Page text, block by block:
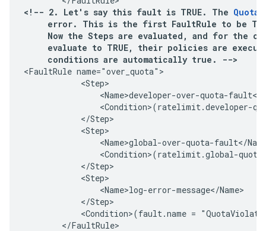
<!-- 2. Let's say this fault is TRUE. The Quota
error. This is the first FaultRule to be
Now the Steps are evaluated, and for the
evaluate to TRUE, their policies are
     conditions are automatically true. -->
<FaultRule name="over_quota">
            <Step>
<Name>developer-over-quota-fault</
<Condition>(ratelimit.developer-
            </Step>
            <Step>
<Name>global-over-quota-fault</
<Condition>(ratelimit.global-
            </Step>
            <Step>
                <Name>log-error-message</Name>
            </Step>
<Condition>(fault.name =